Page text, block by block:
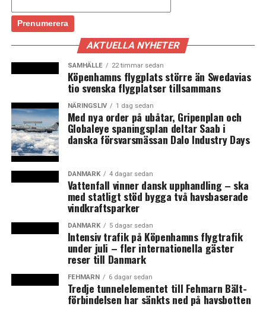
Ny rapport: två av tre Öresundspendlare jobbar inom
branscher med behov av fysisk närvaro på arbetet
AKTUELLA NYHETER
SAMHÄLLE 22 timmar sedan
Köpenhamns flygplats större än Swedavias
tio svenska flygplatser tillsammans
NÄRINGSLIV 1 dag sedan
Med nya order på ubåtar, Gripenplan och
Globaleye spaningsplan deltar Saab i
danska försvarsmässan Dalo Industry Days
DANMARK 4 dagar sedan
Vattenfall vinner dansk upphandling – ska
med statligt stöd bygga två havsbaserade
vindkraftsparker
DANMARK 5 dagar sedan
Intensiv trafik på Köpenhamns flygtrafik
under juli – fler internationella gäster
reser till Danmark
FEHMARN 6 dagar sedan
Tredje tunnelelementet till Fehmarn Bält-
förbindelsen har sänkts ned på havsbotten